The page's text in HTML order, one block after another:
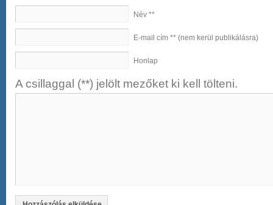
Név **
E-mail cím ** (nem kerül publikálásra)
Honlap
A csillaggal (**) jelölt mezőket ki kell tölteni.